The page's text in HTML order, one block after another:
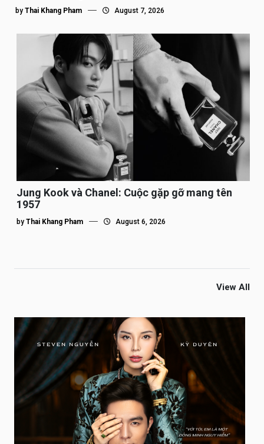
by Thai Khang Pham August 7, 2026
Jung Kook và Chanel: Cuộc gặp gỡ mang tên
1957
by Thai Khang Pham August 6, 2026
View All